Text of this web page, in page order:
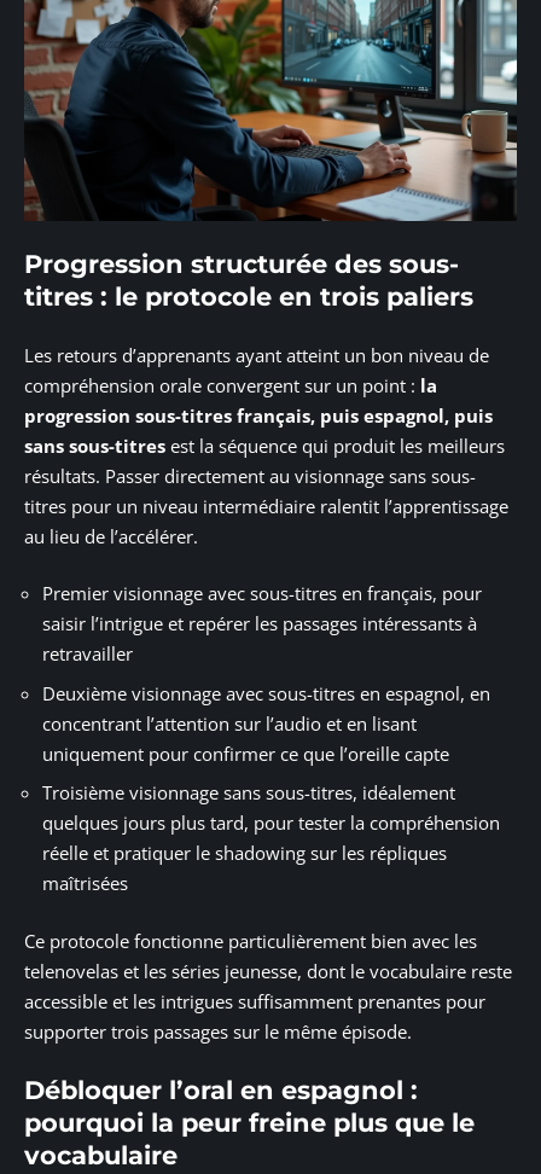
Progression structurée des sous-
titres : le protocole en trois paliers
Les retours d’apprenants ayant atteint un bon niveau de
compréhension orale convergent sur un point : la
progression sous-titres français, puis espagnol, puis
sans sous-titres est la séquence qui produit les meilleurs
résultats. Passer directement au visionnage sans sous-
titres pour un niveau intermédiaire ralentit l’apprentissage
au lieu de l’accélérer.
Premier visionnage avec sous-titres en français, pour
saisir l’intrigue et repérer les passages intéressants à
retravailler
Deuxième visionnage avec sous-titres en espagnol, en
concentrant l’attention sur l’audio et en lisant
uniquement pour confirmer ce que l’oreille capte
Troisième visionnage sans sous-titres, idéalement
quelques jours plus tard, pour tester la compréhension
réelle et pratiquer le shadowing sur les répliques
maîtrisées
Ce protocole fonctionne particulièrement bien avec les
telenovelas et les séries jeunesse, dont le vocabulaire reste
accessible et les intrigues suffisamment prenantes pour
supporter trois passages sur le même épisode.
Débloquer l’oral en espagnol :
pourquoi la peur freine plus que le
vocabulaire